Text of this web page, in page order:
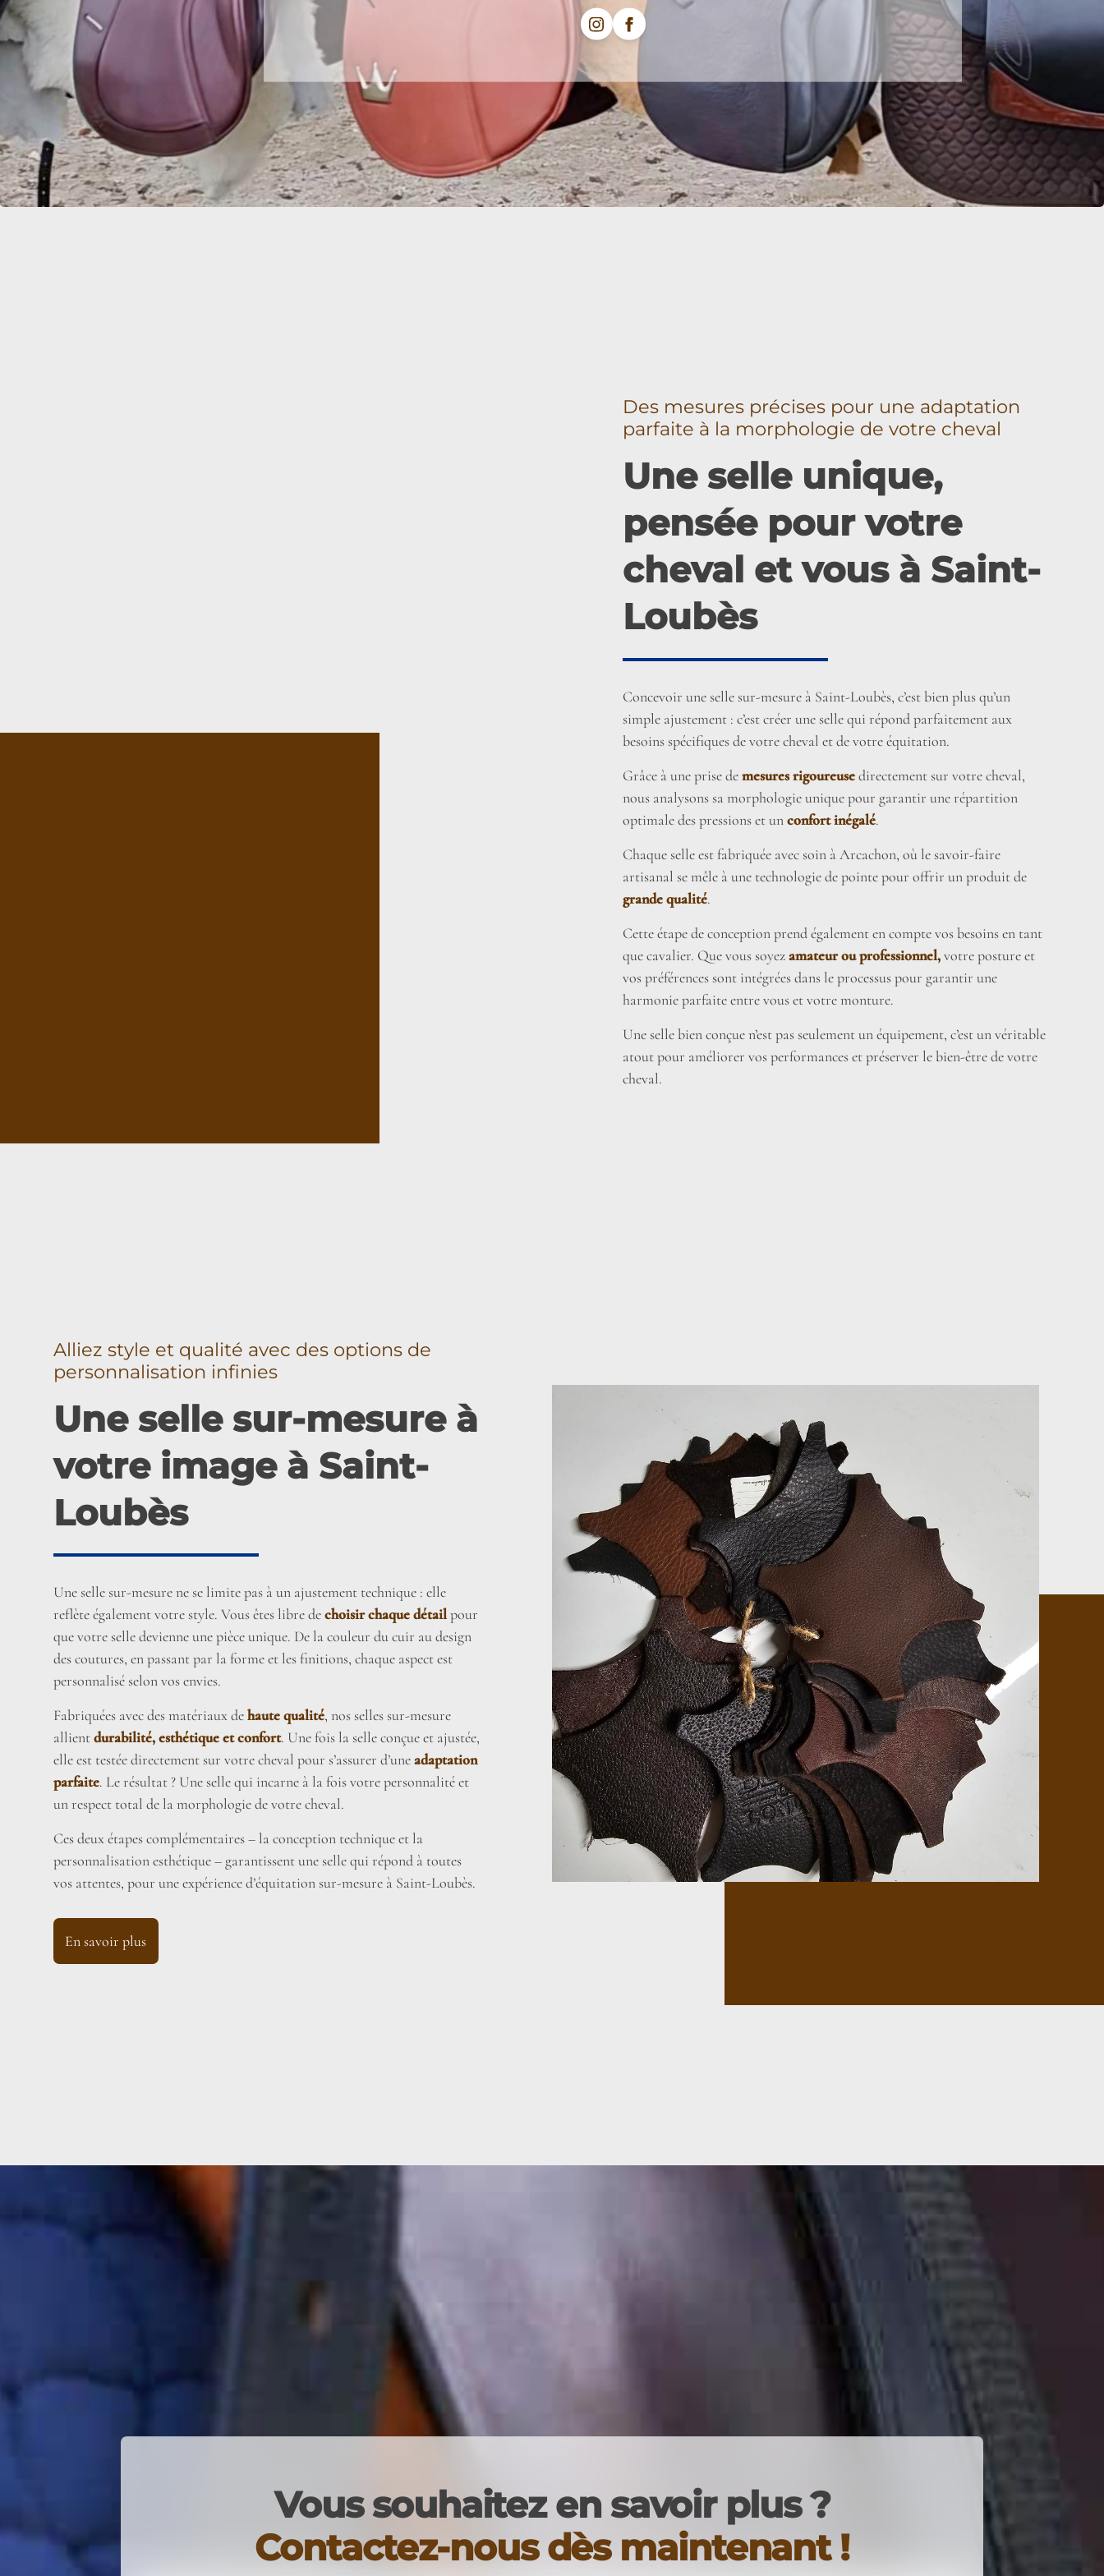
Des mesures précises pour une adaptation
parfaite à la morphologie de votre cheval
Une selle unique,
pensée pour votre
cheval et vous à Saint-
Loubès
Concevoir une selle sur-mesure à Saint-Loubès, c’est bien plus qu’un
simple ajustement : c’est créer une selle qui répond parfaitement aux
besoins spécifiques de votre cheval et de votre équitation.
Grâce à une prise demesures rigoureusedirectement sur votre cheval,
nous analysons sa morphologie unique pour garantir une répartition
optimale des pressions et unconfort inégalé.
Chaque selle est fabriquée avec soin à Arcachon, où le savoir-faire
artisanal se mêle à une technologie de pointe pour offrir un produit de
grande qualité.
Cette étape de conception prend également en compte vos besoins en tant
que cavalier. Que vous soyezamateur ou professionnel,votre posture et
vos préférences sont intégrées dans le processus pour garantir une
harmonie parfaite entre vous et votre monture.
Une selle bien conçue n’est pas seulement un équipement, c’est un véritable
atout pour améliorer vos performances et préserver le bien-être de votre
cheval.
Alliez style et qualité avec des options de
personnalisation infinies
Une selle sur-mesure à
votre image à Saint-
Loubès
Une selle sur-mesure ne se limite pas à un ajustement technique : elle
reflète également votre style. Vous êtes libre dechoisir chaque détailpour
que votre selle devienne une pièce unique. De la couleur du cuir au design
des coutures, en passant par la forme et les finitions, chaque aspect est
personnalisé selon vos envies.
Fabriquées avec des matériaux dehaute qualité, nos selles sur-mesure
allientdurabilité, esthétique et confort. Une fois la selle conçue et ajustée,
elle est testée directement sur votre cheval pour s’assurer d’uneadaptation
parfaite. Le résultat ? Une selle qui incarne à la fois votre personnalité et
un respect total de la morphologie de votre cheval.
Ces deux étapes complémentaires – la conception technique et la
personnalisation esthétique – garantissent une selle qui répond à toutes
vos attentes, pour une expérience d’équitation sur-mesure à Saint-Loubès.
En savoir plus
Vous souhaitez en savoir plus ?
Contactez-nous dès maintenant !